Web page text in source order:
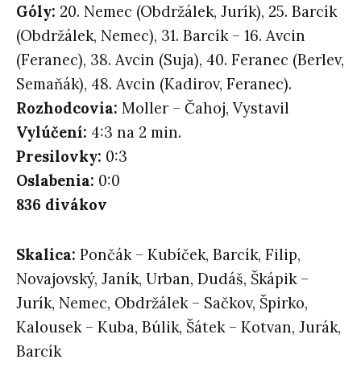
Góly: 20. Nemec (Obdržálek, Jurík), 25. Barcík
(Obdržálek, Nemec), 31. Barcík – 16. Avcin
(Feranec), 38. Avcin (Suja), 40. Feranec (Berlev,
Semaňák), 48. Avcin (Kadirov, Feranec).
Rozhodcovia: Moller – Čahoj, Vystavil
Vylúčení: 4:3 na 2 min.
Presilovky: 0:3
Oslabenia: 0:0
836 divákov
Skalica: Pončák – Kubíček, Barcík, Filip,
Novajovský, Janík, Urban, Dudáš, Škápik –
Jurík, Nemec, Obdržálek – Sačkov, Špirko,
Kalousek – Kuba, Búlik, Šátek – Kotvan, Jurák,
Barcík